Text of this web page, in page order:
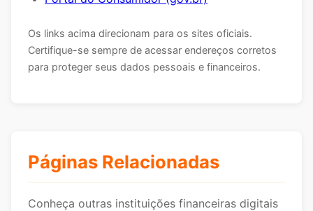
Os links acima direcionam para os sites oficiais.
Certifique-se sempre de acessar endereços corretos
para proteger seus dados pessoais e financeiros.
Páginas Relacionadas
Conheça outras instituições financeiras digitais